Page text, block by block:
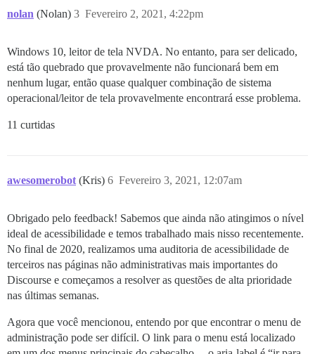
nolan (Nolan) Fevereiro 2, 2021, 4:22pm
3
Windows 10, leitor de tela NVDA. No entanto, para ser delicado,
está tão quebrado que provavelmente não funcionará bem em
nenhum lugar, então quase qualquer combinação de sistema
operacional/leitor de tela provavelmente encontrará esse problema.
11 curtidas
awesomerobot (Kris) Fevereiro 3, 2021, 12:07am
6
Obrigado pelo feedback! Sabemos que ainda não atingimos o nível
ideal de acessibilidade e temos trabalhado mais nisso recentemente.
No final de 2020, realizamos uma auditoria de acessibilidade de
terceiros nas páginas não administrativas mais importantes do
Discourse e começamos a resolver as questões de alta prioridade
nas últimas semanas.
Agora que você mencionou, entendo por que encontrar o menu de
administração pode ser difícil. O link para o menu está localizado